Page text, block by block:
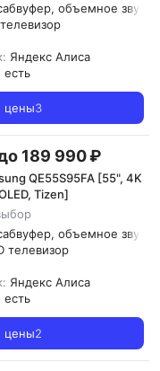
объемное
Яндекс Алиса
есть
цены3
189 990 ₽
QE55S95FA [55", 4K
Tizen]
объемное
телевизор
Яндекс Алиса
есть
цены2